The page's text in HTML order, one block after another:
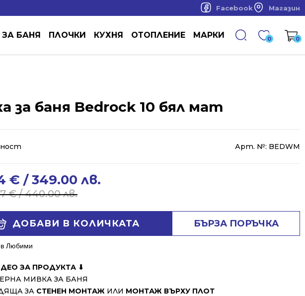
Facebook Магазин
БАНЯ ПЛОЧКИ КУХНЯ ОТОПЛЕНИЕ МАРКИ 0 0
за баня Bedrock 10 бял мат
Арт. №: BEDWM
€/ 440.00 лв.
€ / 349.00 лв.
ДОБАВИ В КОЛИЧКАТА БЪРЗА ПОРЪЧКА
Любими
ЗА ПРОДУКТА ⬇
МИВКА ЗА БАНЯ
ЗА СТЕНЕН МОНТАЖ ИЛИ МОНТАЖ ВЪРХУ ПЛОТ